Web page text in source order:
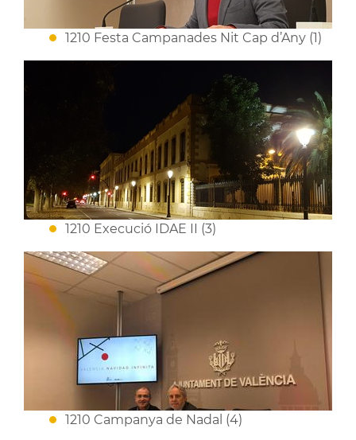
1210 Festa Campanades Nit Cap d’Any (1)
1210 Execució IDAE II (3)
1210 Campanya de Nadal (4)